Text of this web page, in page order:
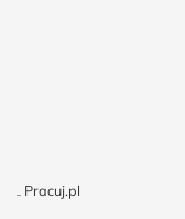
Pracuj.pl